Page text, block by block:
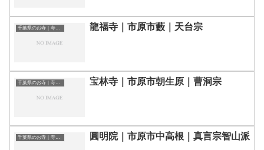
千葉県のお寺｜寺院一覧 龍福寺｜市原市藪｜天台宗
千葉県のお寺｜寺院一覧 宝林寺｜市原市朝生原｜曹洞宗
千葉県のお寺｜寺院一覧 圓明院｜市原市中高根｜真言宗智山派